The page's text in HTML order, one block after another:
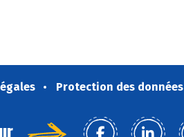
Protection des données